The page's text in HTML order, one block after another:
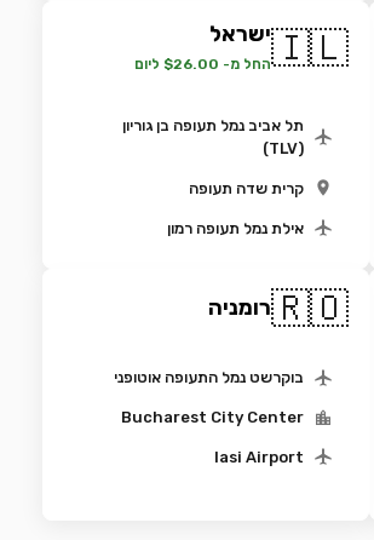
🇮🇱ישראל
החל מ- $26.00 ליום
תל אביב נמל תעופה בן גוריון
(TLV)
קרית שדה תעופה
אילת נמל תעופה רמון
🇷🇴רומניה
בוקרשט נמל התעופה אוטופני
Bucharest City Center
Iasi Airport